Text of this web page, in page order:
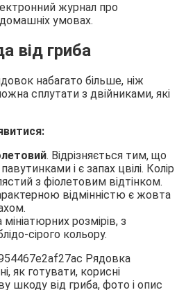
журнал про
умовах.
від гриба
набагато більше, ніж
сплутати з двійниками, які
. Відрізняється тим, що
і є запах цвілі. Колір
з фіолетовим відтінком.
відмінністю є жовта
мініатюрних розмірів, з
сірого кольору.